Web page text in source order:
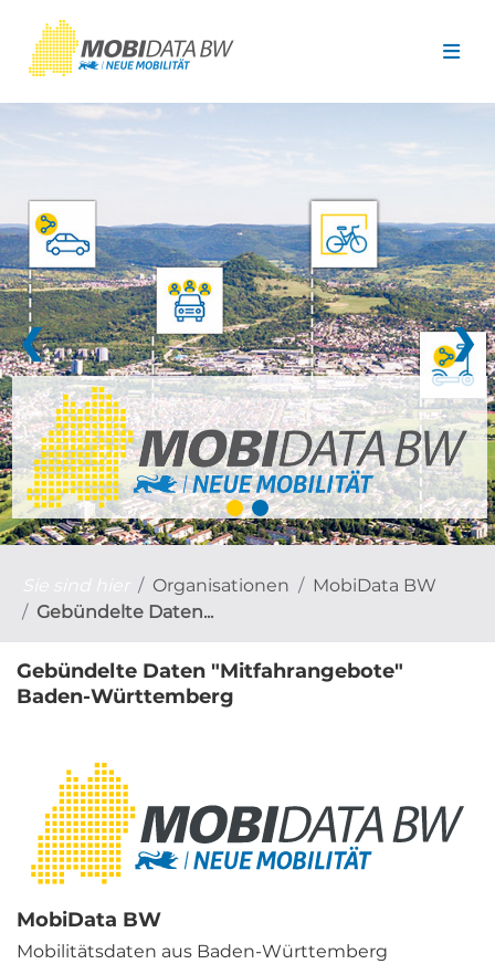
❮ ❯
Organisationen
MobiData BW
Gebündelte Daten...
Gebündelte Daten "Mitfahrangebote"
Baden-Württemberg
MobiData BW
Mobilitätsdaten aus Baden-Württemberg